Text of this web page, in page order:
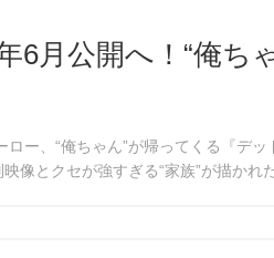
6月公開へ！“俺ち
ー、“俺ちゃん”が帰ってくる『デ
像とクセが強すぎる“家族”が描かれ